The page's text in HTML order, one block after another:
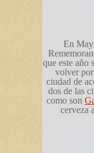
En
que este año
volver
ciudad de
dos de las
como son
cerveza